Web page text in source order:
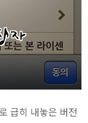
급히 내놓은 버전